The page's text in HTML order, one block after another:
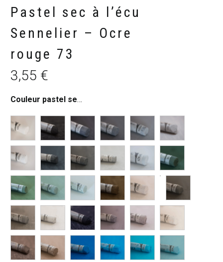
Pastel sec à l’écu
Sennelier – Ocre
rouge 73
3,55 €
Couleur pastel sec